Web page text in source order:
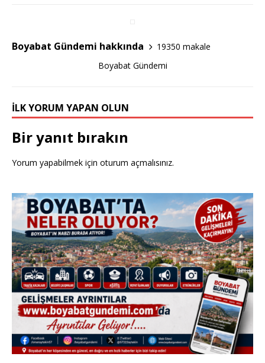
o
k
Boyabat Gündemi hakkında
19350 makale
Boyabat Gündemi
İLK YORUM YAPAN OLUN
Bir yanıt bırakın
Yorum yapabilmek için oturum açmalısınız.